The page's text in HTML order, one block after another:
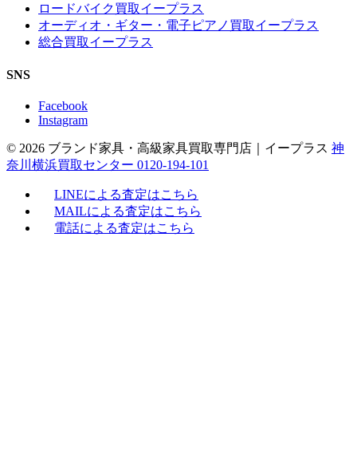
ロードバイク買取イープラス
オーディオ・ギター・電子ピアノ買取イープラス
総合買取イープラス
SNS
Facebook
Instagram
© 2026 ブランド家具・高級家具買取専門店｜イープラス 神
奈川横浜買取センター 0120-194-101
LINEによる査定はこちら
MAILによる査定はこちら
電話による査定はこちら